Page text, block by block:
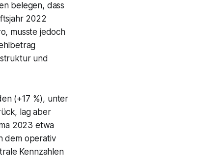
belegen, dass
2022
musste jedoch
und
(+17 %), unter
lag aber
2023 etwa
dem operativ
Kennzahlen